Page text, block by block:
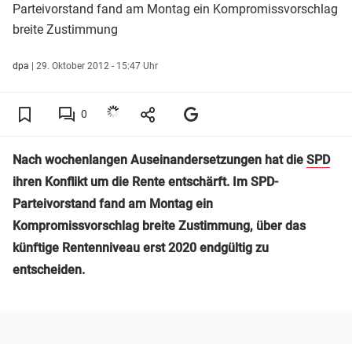
Parteivorstand fand am Montag ein Kompromissvorschlag
breite Zustimmung
dpa | 29. Oktober 2012 - 15:47 Uhr
0
Nach wochenlangen Auseinandersetzungen hat die SPD
ihren Konflikt um die Rente entschärft. Im SPD-
Parteivorstand fand am Montag ein
Kompromissvorschlag breite Zustimmung, über das
künftige Rentenniveau erst 2020 endgültig zu
entscheiden.